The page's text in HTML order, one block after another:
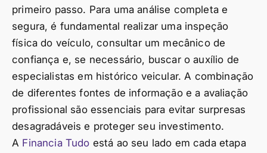
primeiro passo. Para uma análise completa e
segura, é fundamental realizar uma inspeção
física do veículo, consultar um mecânico de
confiança e, se necessário, buscar o auxílio de
especialistas em histórico veicular. A combinação
de diferentes fontes de informação e a avaliação
profissional são essenciais para evitar surpresas
desagradáveis e proteger seu investimento.
A Financia Tudo está ao seu lado em cada etapa